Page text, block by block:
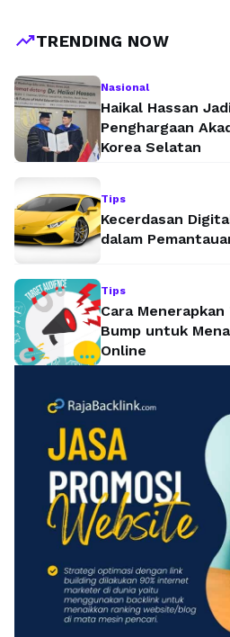
trending_upTRENDING NOW
Nasional
Haikal Hassan
Penghargaan
Korea Selatan
Tips
Kecerdasan
dalam
Tips
Cara
Bump untuk
Online